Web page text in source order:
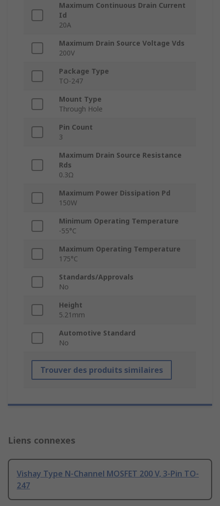
Maximum Continuous Drain Current
Id
20A
Maximum Drain Source Voltage Vds
200V
Package Type
TO-247
Mount Type
Through Hole
Pin Count
3
Maximum Drain Source Resistance
Rds
0.3Ω
Maximum Power Dissipation Pd
150W
Minimum Operating Temperature
-55°C
Maximum Operating Temperature
175°C
Standards/Approvals
No
Height
5.21mm
Automotive Standard
No
Trouver des produits similaires
Liens connexes
Vishay Type N-Channel MOSFET 200 V, 3-Pin TO-
247